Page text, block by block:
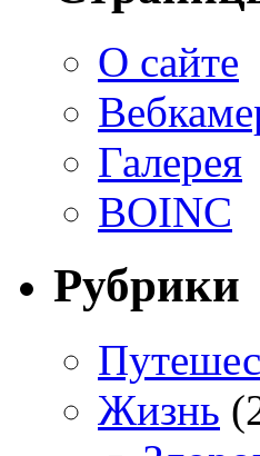
О сайте
Галерея
BOINC
Рубрики
Жизнь